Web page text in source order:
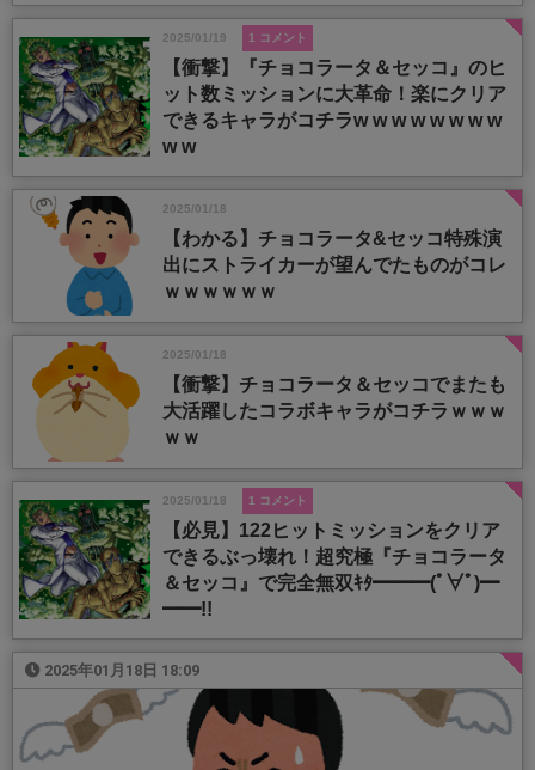
2025/01/19 1 コメント
【衝撃】『チョコラータ＆セッコ』のヒ
ット数ミッションに大革命！楽にクリア
できるキャラがコチラw w w w w w w w
w w
2025/01/18
【わかる】チョコラータ&セッコ特殊演
出にストライカーが望んでたものがコレ
ｗｗｗｗｗｗ
2025/01/18
【衝撃】チョコラータ＆セッコでまたも
大活躍したコラボキャラがコチラｗｗｗ
ｗｗ
2025/01/18 1 コメント
【必見】122ヒットミッションをクリア
できるぶっ壊れ！超究極『チョコラータ
＆セッコ』で完全無双ｷﾀ━━━(ﾟ∀ﾟ)━
━━!!
2025年01月18日 18:09